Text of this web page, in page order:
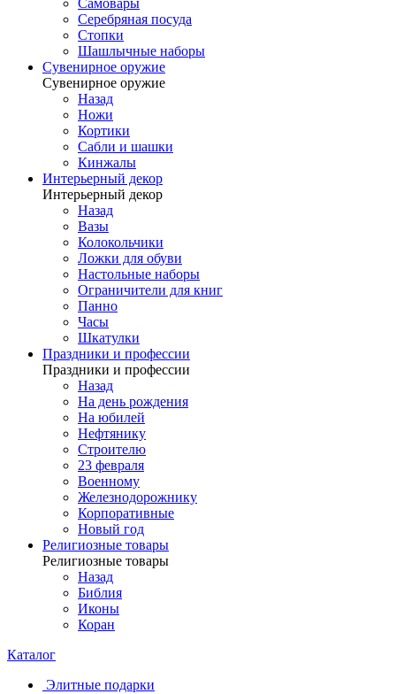
Самовары
Серебряная посуда
Стопки
Шашлычные наборы
Сувенирное оружие
Сувенирное оружие
Назад
Ножи
Кортики
Сабли и шашки
Кинжалы
Интерьерный декор
Интерьерный декор
Назад
Вазы
Колокольчики
Ложки для обуви
Настольные наборы
Ограничители для книг
Панно
Часы
Шкатулки
Праздники и профессии
Праздники и профессии
Назад
На день рождения
На юбилей
Нефтянику
Строителю
23 февраля
Военному
Железнодорожнику
Корпоративные
Новый год
Религиозные товары
Религиозные товары
Назад
Библия
Иконы
Коран
Каталог
Элитные подарки